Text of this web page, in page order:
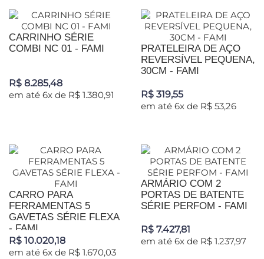
CARRINHO SÉRIE
COMBI NC 01 - FAMI
R$ 8.285,48
em até 6x de R$ 1.380,91
PRATELEIRA DE AÇO
REVERSÍVEL PEQUENA,
30CM - FAMI
R$ 319,55
em até 6x de R$ 53,26
CARRO PARA
FERRAMENTAS 5
GAVETAS SÉRIE FLEXA
- FAMI
R$ 10.020,18
em até 6x de R$ 1.670,03
ARMÁRIO COM 2
PORTAS DE BATENTE
SÉRIE PERFOM - FAMI
R$ 7.427,81
em até 6x de R$ 1.237,97